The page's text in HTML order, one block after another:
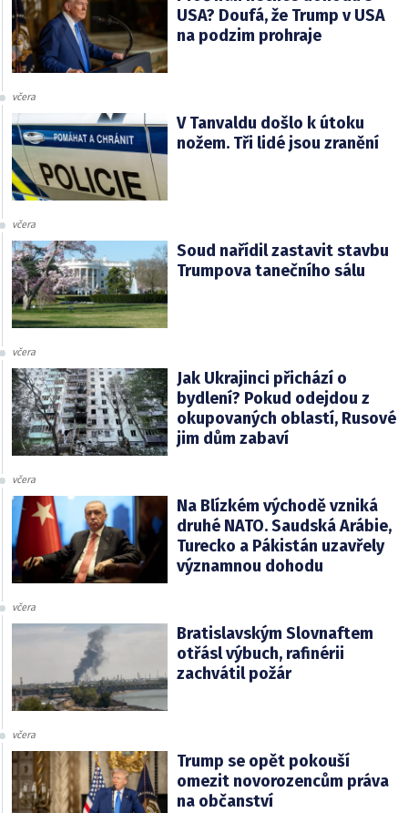
USA? Doufá, že Trump v USA
na podzim prohraje
včera
V Tanvaldu došlo k útoku
nožem. Tři lidé jsou zranění
včera
Soud nařídil zastavit stavbu
Trumpova tanečního sálu
včera
Jak Ukrajinci přichází o
bydlení? Pokud odejdou z
okupovaných oblastí, Rusové
jim dům zabaví
včera
Na Blízkém východě vzniká
druhé NATO. Saudská Arábie,
Turecko a Pákistán uzavřely
významnou dohodu
včera
Bratislavským Slovnaftem
otřásl výbuch, rafinérii
zachvátil požár
včera
Trump se opět pokouší
omezit novorozencům práva
na občanství